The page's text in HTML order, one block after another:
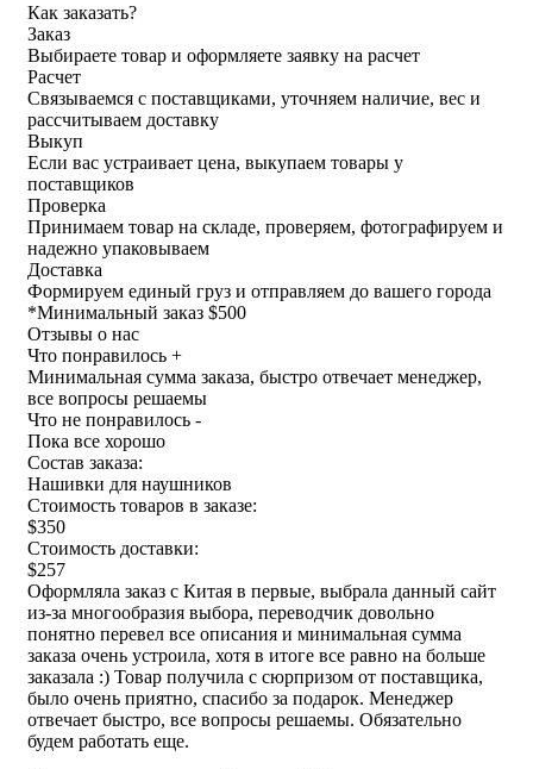
Как заказать?
Заказ
Выбираете товар и оформляете заявку на расчет
Расчет
Связываемся с поставщиками, уточняем наличие, вес и
рассчитываем доставку
Выкуп
Если вас устраивает цена, выкупаем товары у
поставщиков
Проверка
Принимаем товар на складе, проверяем, фотографируем и
надежно упаковываем
Доставка
Формируем единый груз и отправляем до вашего города
*Минимальный заказ $500
Отзывы о нас
Что понравилось +
Минимальная сумма заказа, быстро отвечает менеджер,
все вопросы решаемы
Что не понравилось -
Пока все хорошо
Состав заказа:
Нашивки для наушников
Стоимость товаров в заказе:
$350
Стоимость доставки:
$257
Оформляла заказ с Китая в первые, выбрала данный сайт
из-за многообразия выбора, переводчик довольно
понятно перевел все описания и минимальная сумма
заказа очень устроила, хотя в итоге все равно на больше
заказала :) Товар получила с сюрпризом от поставщика,
было очень приятно, спасибо за подарок. Менеджер
отвечает быстро, все вопросы решаемы. Обязательно
будем работать еще.